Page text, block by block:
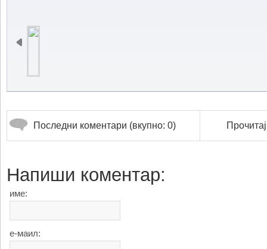
Последни коментари (вкупно: 0)
Напиши коментар:
име:
е-маил: